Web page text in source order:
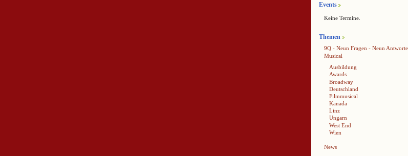
Events
Keine Termine.
Themen
9Q - Neun Fragen - Neun
Musical
Ausbildung
Awards
Broadway
Deutschland
Filmmusical
Kanada
Linz
Ungarn
West End
Wien
News